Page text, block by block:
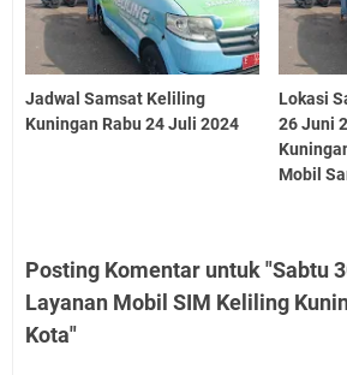
Jadwal Samsat Keliling
Kuningan Rabu 24 Juli 2024
Lokasi
26 Juni
Mobil
Posting Komentar untuk "Sabtu
Layanan Mobil SIM Keliling
Kota"